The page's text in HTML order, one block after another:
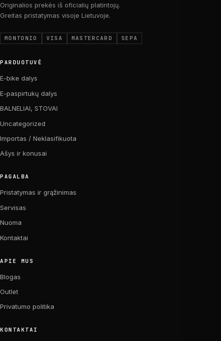
Originalios prekės iš oficialių platintojų.
Greitas pristatymas visoje Lietuvoje.
MONTONIO VISA MASTERCARD SEPA
PARDUOTUVĖ
E-bike dalys
E-paspirtukų dalys
BALNELIAI, STOVAI
Uncategorized
Importas / Neklasifikuota
Ašys ir konusai
PAGALBA
Pristatymas ir grąžinimas
Servisas
Nuoma
Kontaktai
APIE MUS
Blogas
Outlet
Privatumo politika
KONTAKTAI